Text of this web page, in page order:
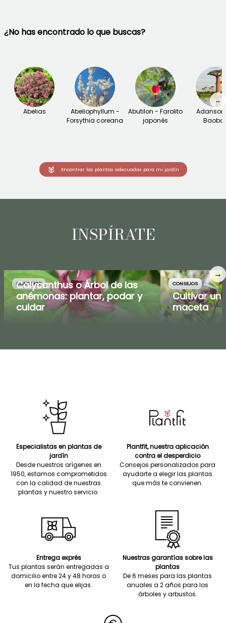
¿No has encontrado lo que buscas?
Abelias
Abeliophyllum -
Forsythia coreana
Abutilon - Farolito
japonés
→
Encontrar las plantas adecuadas para mi jardín
INSPÍRATE
CONSEJOS
Calycanthus o Árbol de las
anémonas: plantar, podar y
cuidar
CONSEJOS
Cultivar un
maceta
→
Especialistas en plantas de
jardín
Desde nuestros orígenes en
1950, estamos comprometidos
con la calidad de nuestras
plantas y nuestro servicio.
Plantfit, nuestra aplicación
contra el desperdicio
Consejos personalizados para
ayudarte a elegir las plantas
que más te convienen.
Entrega exprés
Tus plantas serán entregadas a
domicilio entre 24 y 48 horas o
en la fecha que elijas.
Nuestras garantías sobre las
plantas
De 6 meses para las plantas
anuales a 2 años para los
árboles y arbustos.